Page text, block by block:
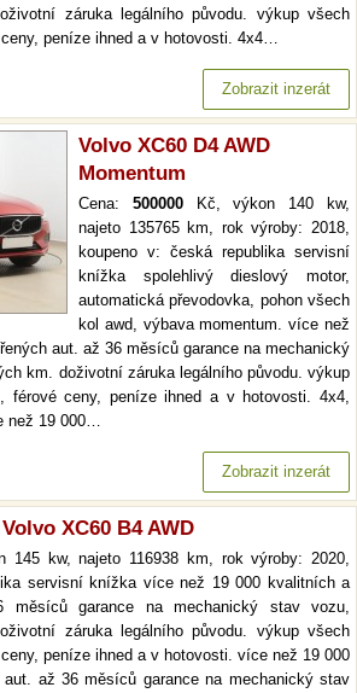
záruka legálního původu. výkup všech
peníze ihned a v hotovosti. 4x4…
Zobrazit inzerát
Volvo XC60 D4 AWD
Momentum
Cena: 500000Kč, výkon 140 kw,
najeto 135765 km, rok výroby: 2018,
koupeno v: česká republika servisní
knížka spolehlivý dieslový motor,
automatická převodovka, pohon všech
kol awd, výbava momentum. více než
aut. až 36 měsíců garance na mechanický
km. doživotní záruka legálního původu. výkup
férové ceny, peníze ihned a v hotovosti. 4x4,
než 19 000…
Zobrazit inzerát
Volvo XC60 B4 AWD
kw, najeto 116938 km, rok výroby: 2020,
servisní knížka více než 19 000 kvalitních a
měsíců garance na mechanický stav vozu,
záruka legálního původu. výkup všech
peníze ihned a v hotovosti. více než 19 000
aut. až 36 měsíců garance na mechanický stav